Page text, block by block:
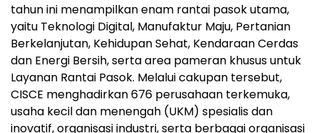
tahun ini menampilkan enam rantai pasok utama,
yaitu Teknologi Digital, Manufaktur Maju, Pertanian
Berkelanjutan, Kehidupan Sehat, Kendaraan Cerdas
dan Energi Bersih, serta area pameran khusus untuk
Layanan Rantai Pasok. Melalui cakupan tersebut,
CISCE menghadirkan 676 perusahaan terkemuka,
usaha kecil dan menengah (UKM) spesialis dan
inovatif, organisasi industri, serta berbagai organisasi